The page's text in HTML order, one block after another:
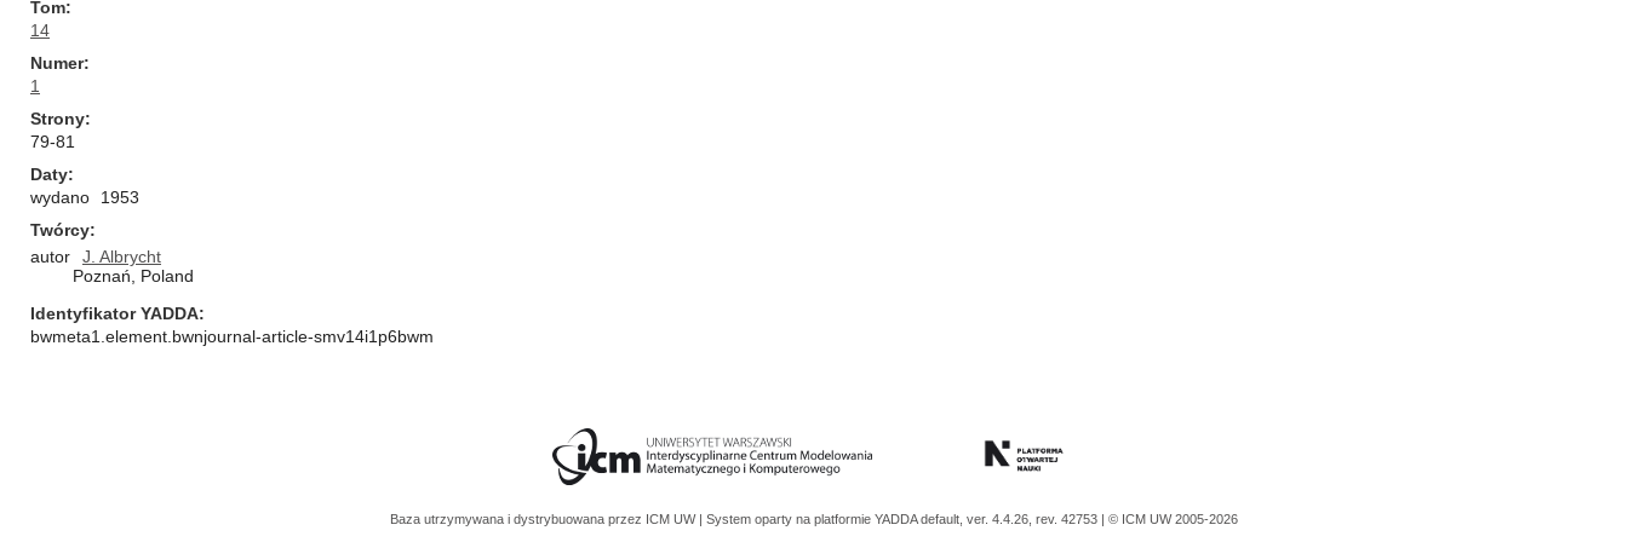
Tom
14
Numer
1
Strony
79-81
Daty
wydano
1953
Twórcy
autor
J. Albrycht
Poznań, Poland
Identyfikator YADDA
bwmeta1.element.bwnjournal-article-smv14i1p6bwm
Baza utrzymywana i dystrybuowana przez ICM UW | System oparty na platformie YADDAdefault, ver. 4.4.26, rev. 42753 | © ICM UW 2005-2026